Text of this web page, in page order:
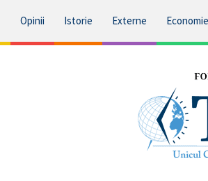
Opinii Istorie Externe Economie